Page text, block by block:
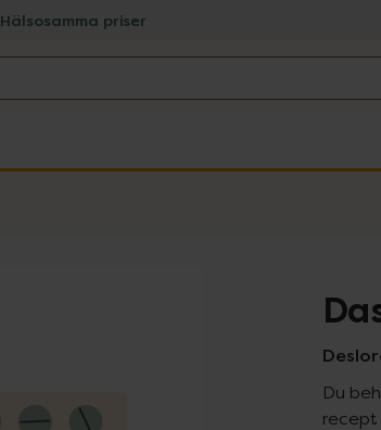
Hälsosamma priser
Du
recept